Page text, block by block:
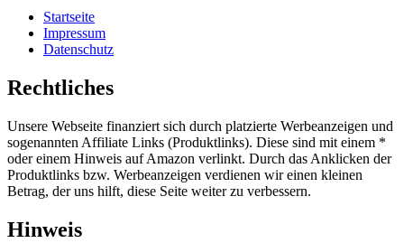
Startseite
Impressum
Datenschutz
Rechtliches
Unsere Webseite finanziert sich durch platzierte Werbeanzeigen und
sogenannten Affiliate Links (Produktlinks). Diese sind mit einem *
oder einem Hinweis auf Amazon verlinkt. Durch das Anklicken der
Produktlinks bzw. Werbeanzeigen verdienen wir einen kleinen
Betrag, der uns hilft, diese Seite weiter zu verbessern.
Hinweis